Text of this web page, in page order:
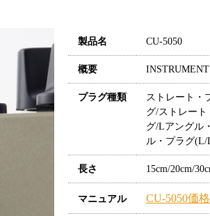
製品名 CU-5050
概要
プラグ種類
ストレート・
グ/ストレー
グ/Lアングル
ル・プラグ(L/
長さ 15cm/20cm/
マニュアル CU-5050価